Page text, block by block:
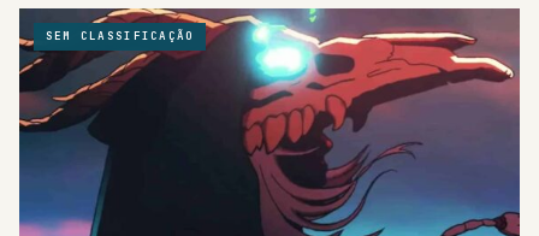
SEM CLASSIFICAÇÃO